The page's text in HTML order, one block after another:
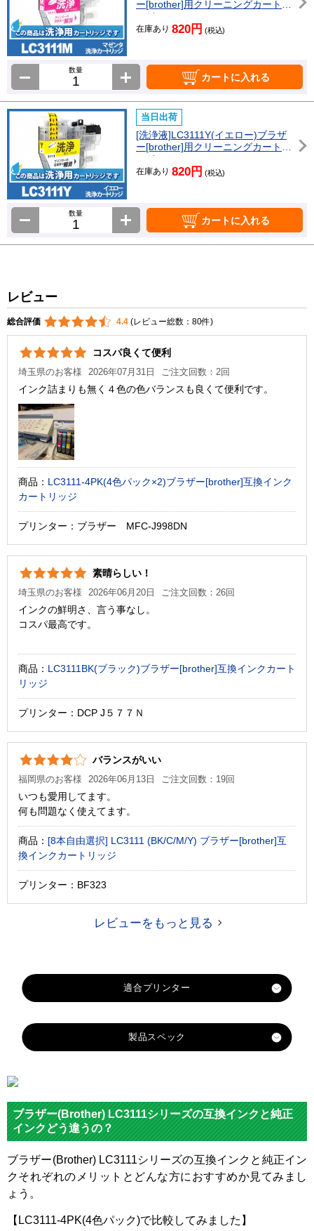
ー[brother]用クリーニングカートリ
ッジ
在庫あり 820円 (税込)
数量
カートに入れる
当日出荷
[洗浄液]LC3111Y(イエロー)ブラザ
ー[brother]用クリーニングカートリ
ッジ
在庫あり 820円 (税込)
数量
カートに入れる
レビュー
総合評価 4.4 (レビュー総数：80件)
コスパ良くて便利
埼玉県のお客様 2026年07月31日 ご注文回数：2回
インク詰まりも無く４色の色バランスも良くて便利です。
商品： LC3111-4PK(4色パック×2)ブラザー[brother]互換インク
カートリッジ
プリンター：ブラザー MFC-J998DN
素晴らしい！
埼玉県のお客様 2026年06月20日 ご注文回数：26回
インクの鮮明さ、言う事なし。
コスパ最高です。
商品： LC3111BK(ブラック)ブラザー[brother]互換インクカート
リッジ
プリンター：DCP J５７７Ｎ
バランスがいい
福岡県のお客様 2026年06月13日 ご注文回数：19回
いつも愛用してます。
何も問題なく使えてます。
商品： [8本自由選択] LC3111 (BK/C/M/Y) ブラザー[brother]互
換インクカートリッジ
プリンター：BF323
レビューをもっと見る
製品スペック
対応
純正型
番
LC3111
LC3111
LC3111
LC3111
ブラッ
イエロ
マゼン
顔料・
ブラザー(Brother) LC3111シリーズの互換インクと純正
インクどう違うの？
ブラザー(Brother) LC3111シリーズの互換インクと純正イン
クそれぞれのメリットとどんな方におすすめか見てみまし
ょう。
【LC3111-4PK(4色パック)で比較してみました】